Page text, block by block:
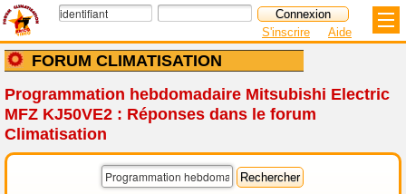
FORUM CLIMATISATION
S'inscrire Aide
Programmation hebdomadaire Mitsubishi Electric
MFZ KJ50VE2 : Réponses dans le forum
Climatisation